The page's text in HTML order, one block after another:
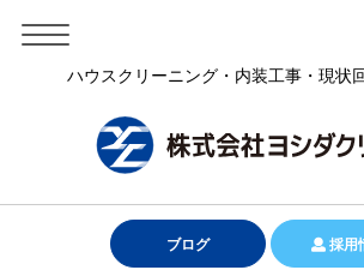
ハウスクリーニング・内装工事・現状
ブログ 採用